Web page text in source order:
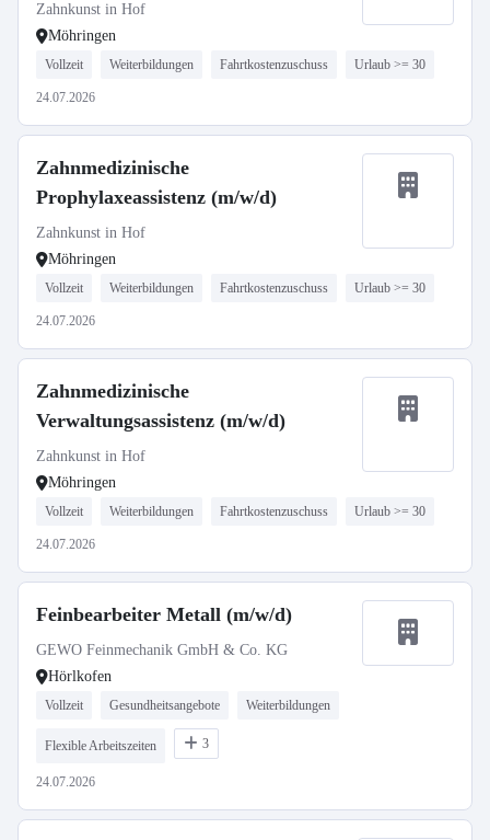
Zahnkunst in Hof
Möhringen
Vollzeit Weiterbildungen Fahrtkostenzuschuss Urlaub >= 30
24.07.2026
Zahnmedizinische
Prophylaxeassistenz (m/w/d)
Zahnkunst in Hof
Möhringen
Vollzeit Weiterbildungen Fahrtkostenzuschuss Urlaub >= 30
24.07.2026
Zahnmedizinische
Verwaltungsassistenz (m/w/d)
Zahnkunst in Hof
Möhringen
Vollzeit Weiterbildungen Fahrtkostenzuschuss Urlaub >= 30
24.07.2026
Feinbearbeiter Metall (m/w/d)
GEWO Feinmechanik GmbH & Co. KG
Hörlkofen
Vollzeit Gesundheitsangebote Weiterbildungen
Flexible Arbeitszeiten 3
24.07.2026